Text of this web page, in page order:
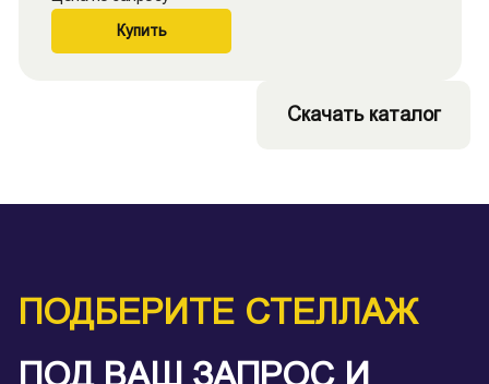
Купить
Скачать каталог
ПОДБЕРИТЕ СТЕЛЛАЖ
ПОД ВАШ ЗАПРОС И